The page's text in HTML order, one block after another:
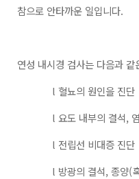
참으로 안타까운 일입니다.
연성 내시경 검사는 다음과
l 혈뇨의 원인을 진단
l 요도 내부의 결석,
l 전립선 비대증 진단
l 방광의 결석, 종양(